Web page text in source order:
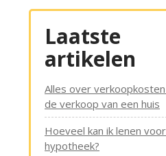
Laatste
artikelen
Alles over
de verkoop van een huis
Hoeveel kan ik lenen
hypotheek?